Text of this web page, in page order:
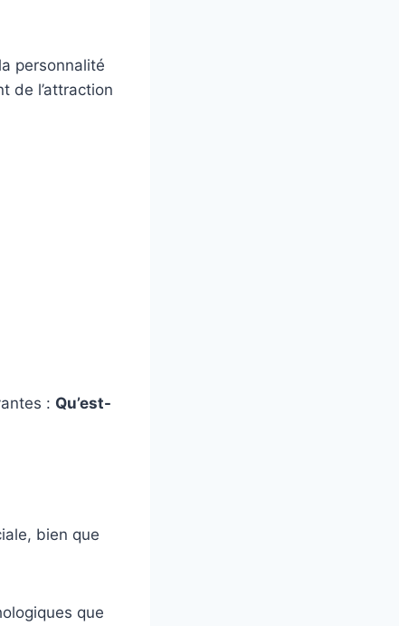
personnalité
de l’attraction
: Qu’est-
bien que
que